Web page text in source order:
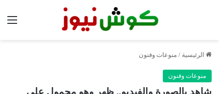
الرئيسية / منوعات وفنون
منوعات وفنون
شاهد بالصورة والفيديو.. ظهر وهو محمول على